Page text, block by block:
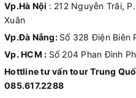
Vp.Hà Nội : 212 Nguyễn Trãi,
Xuân
Vp.Đà Nẵng: Số 328 Điện Biên
Vp. HCM : Số 204 Phan Đình
Hottline tư vấn tour Trung
085.617.2288